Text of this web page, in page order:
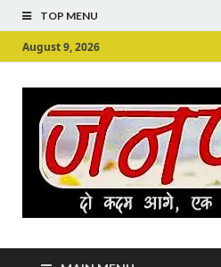
TOP MENU
August 9, 2026